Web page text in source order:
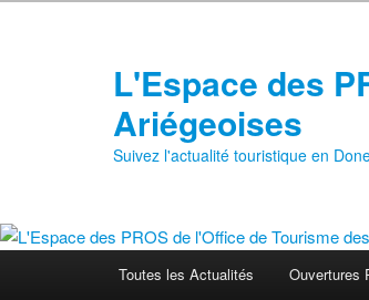
L'Espace des
Ariégeoises
Suivez l'actualité touristique en
Toutes les Actualités Ouvertures